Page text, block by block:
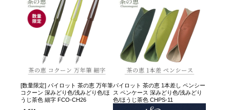
[数量限定] パイロット 茶の恵 万年筆
コクーン 深みどり色/浅みどり色/ほ
うじ茶色 細字 FCO-CH26
パイロット 茶の恵 1本差し ペンシー
ス ペンケース 深みどり色/浅みどり
色/ほうじ茶色 CHPS-11